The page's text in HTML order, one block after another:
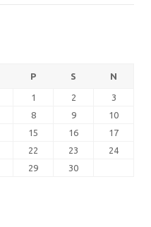
P S N
1 2
3
8 9
10
15 16
17
22 23
24
29 30